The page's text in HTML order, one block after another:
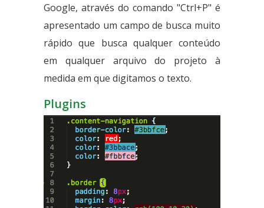
Google, através do comando "Ctrl+P" é
apresentado um campo de busca muito
rápido que busca qualquer conteúdo
em qualquer arquivo do projeto à
medida em que digitamos o texto.
Plugins